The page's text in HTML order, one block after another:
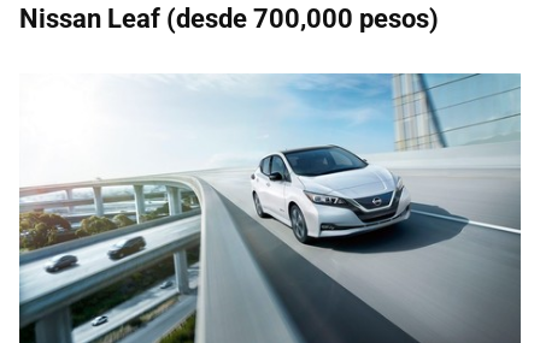
Nissan Leaf (desde 700,000 pesos)